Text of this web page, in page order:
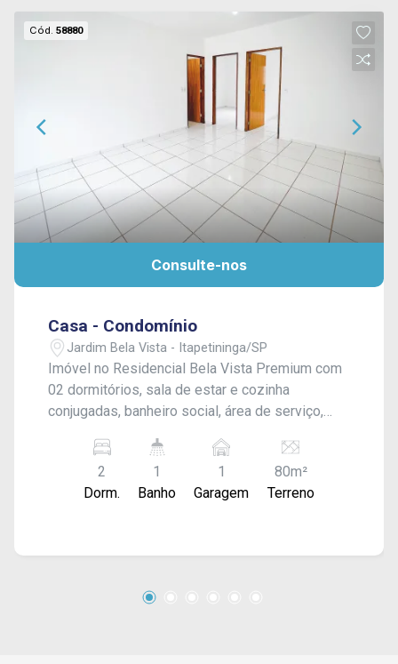
Cód.58880
Consulte-nos
Casa - Condomínio
Jardim Bela Vista - Itapetininga/SP
Imóvel no Residencial Bela Vista Premium com
02 dormitórios, sala de estar e cozinha
conjugadas, banheiro social, área de serviço,
laje e piso frio.
2
Dorm.
1
Banho
1
Garagem
80m²
Terreno